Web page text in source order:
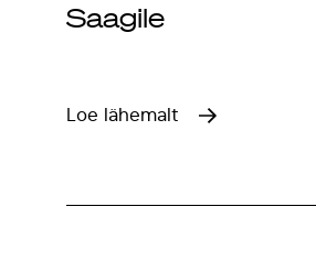
Saagile
Loe lähemalt